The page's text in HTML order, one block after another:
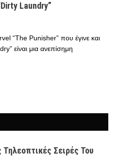
Laundry”
“The Punisher” που έγινε και
είναι μια ανεπίσημη
Τηλεοπτικές Σειρές Του